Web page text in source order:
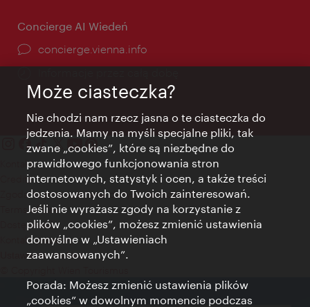
Concierge AI Wiedeń
concierge.vienna.info
Kontakt
Credits
Zgoda na przetwarzanie danych osobowych
Terms of Use
Dostępność
Kontakt prasowy
Ustawienia cookies
Może ciasteczka?
Nie chodzi nam rzecz jasna o te ciasteczka do
jedzenia. Mamy na myśli specjalne pliki, tak
zwane „cookies”, które są niezbędne do
prawidłowego funkcjonowania stron
internetowych, statystyk i ocen, a także treści
dostosowanych do Twoich zainteresowań.
Jeśli nie wyrażasz zgody na korzystanie z
plików „cookies”, możesz zmienić ustawienia
domyślne w „Ustawieniach
zaawansowanych”.
Porada: Możesz zmienić ustawienia plików
„cookies” w dowolnym momencie podczas